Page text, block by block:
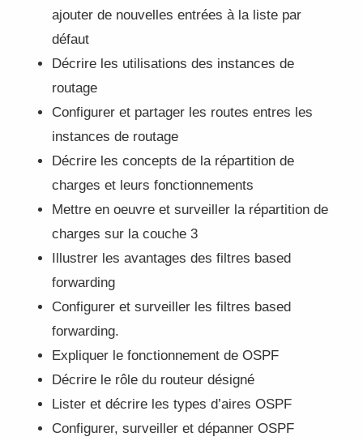
ajouter de nouvelles entrées à la liste par
défaut
Décrire les utilisations des instances de
routage
Configurer et partager les routes entres les
instances de routage
Décrire les concepts de la répartition de
charges et leurs fonctionnements
Mettre en oeuvre et surveiller la répartition de
charges sur la couche 3
Illustrer les avantages des filtres based
forwarding
Configurer et surveiller les filtres based
forwarding.
Expliquer le fonctionnement de OSPF
Décrire le rôle du routeur désigné
Lister et décrire les types d’aires OSPF
Configurer, surveiller et dépanner OSPF